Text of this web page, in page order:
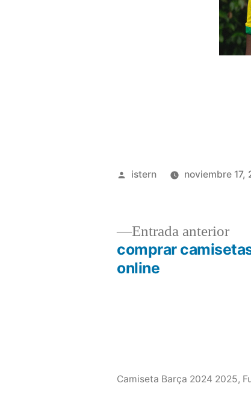
Publicado
istern noviembre 17,
Navegación
Entrada anterior
comprar
online
Camiseta Barça 2024 2025,